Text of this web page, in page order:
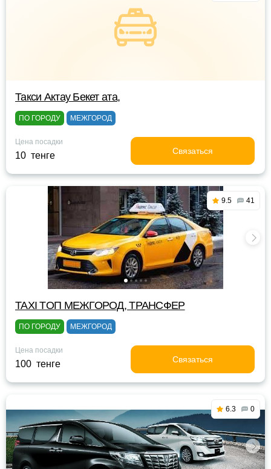
Такси Актау Бекет ата,
ПО ГОРОДУ МЕЖГОРОД
Цена посадки
10 тенге Связаться
9.5 41
TAXI TOП МЕЖГОРОД, ТРАНСФЕР
ПО ГОРОДУ МЕЖГОРОД
Цена посадки
100 тенге Связаться
6.3 0